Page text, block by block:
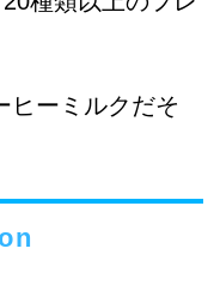
ヒーミルクだそ